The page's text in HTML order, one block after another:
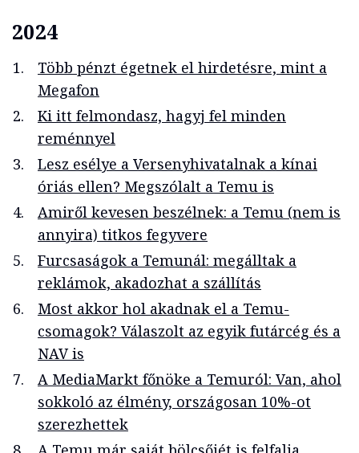
2024
Több pénzt égetnek el hirdetésre, mint a
Megafon
Ki itt felmondasz, hagyj fel minden
reménnyel
Lesz esélye a Versenyhivatalnak a kínai
óriás ellen? Megszólalt a Temu is
Amiről kevesen beszélnek: a Temu (nem is
annyira) titkos fegyvere
Furcsaságok a Temunál: megálltak a
reklámok, akadozhat a szállítás
Most akkor hol akadnak el a Temu-
csomagok? Válaszolt az egyik futárcég és a
NAV is
A MediaMarkt főnöke a Temuról: Van, ahol
sokkoló az élmény, országosan 10%-ot
szerezhettek